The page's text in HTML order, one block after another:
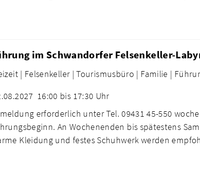
im Schwandorfer Felsenkeller-
| Felsenkeller | Tourismusbüro | Familie |
16:00 bis 17:30 Uhr
erforderlich unter Tel. 09431 45-550
An Wochenenden bis spätestens
Kleidung und festes Schuhwerk werden